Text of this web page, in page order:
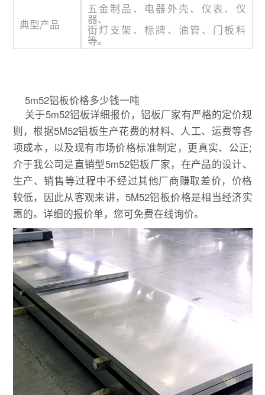
典型产品
五金制品、电器外壳、仪表、仪
器、
街灯支架、标牌、油管、门板料
等。
5m52铝板价格多少钱一吨
关于5m52铝板详细报价，铝板厂家有严格的定价规
则，根据5M52铝板生产花费的材料、人工、运费等各
项成本，以及现有市场价格标准制定，更真实、公正;
介于我公司是直销型5m52铝板厂家，在产品的设计、
生产、销售等过程中不经过其他厂商赚取差价，价格
较低，因此从客观来讲，5M52铝板价格是相当经济实
惠的。详细的报价单，您可免费在线询价。